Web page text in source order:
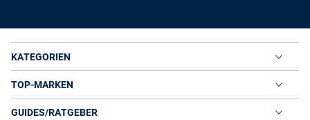
FESTLICHE KLEIDER STILSICHER KOMBINIEREN
Je opulenter das Kleid, desto weniger modisches Zubehör wird
benötigt. Ein Taftkleid mit üppigen Schmuck-Details verlangt nur
nach einer zeitlosen Clutch und den passenden Pumps. Eine
glamouröse Statement-Kette begleitet gradlinige Kurzarmkleider
und wird durch dezenten Ohrschmuck komplettiert. Schulterfreie
KATEGORIEN
TOP-MARKEN
GUIDES/RATGEBER